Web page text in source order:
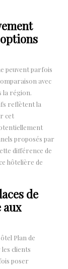
peuvent parfois
avec
la région.
reflètent la
cet
proposés par
différence de
hôtelière de
de
Plan de
clients
poser